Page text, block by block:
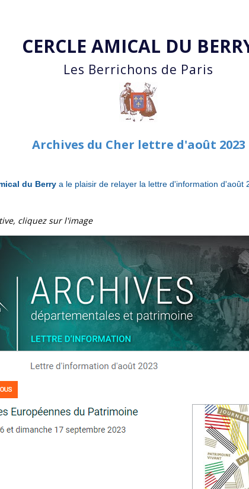
CERCLE AMICAL DU
Les Berrichons de Paris
Archives du Cher lettre d'août 2023
du Berry a le plaisir de relayer la lettre d'information d'août
cliquez sur l'image